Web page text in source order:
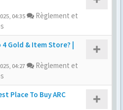
04:35
Règlement et
4 Gold & Item Store? |
04:27
Règlement et
Place To Buy ARC